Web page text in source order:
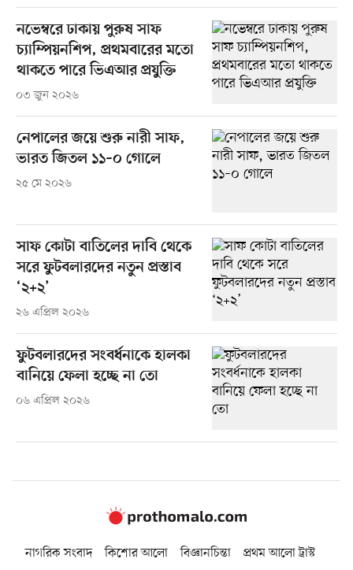
নভেম্বরে ঢাকায় পুরুষ সাফ
চ্যাম্পিয়নশিপ, প্রথমবারের মতো
থাকতে পারে ভিএআর প্রযুক্তি
০৩ জুন ২০২৬
নেপালের জয়ে শুরু নারী সাফ,
ভারত জিতল ১১–০ গোলে
২৫ মে ২০২৬
সাফ কোটা বাতিলের দাবি থেকে
সরে ফুটবলারদের নতুন প্রস্তাব
‘২+২’
২৬ এপ্রিল ২০২৬
ফুটবলারদের সংবর্ধনাকে হালকা
বানিয়ে ফেলা হচ্ছে না তো
০৬ এপ্রিল ২০২৬
নাগরিক সংবাদ কিশোর আলো বিজ্ঞানচিন্তা
প্রথম আলো ট্রাস্ট